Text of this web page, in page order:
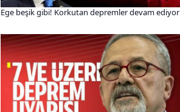
Ege beşik gibi! Korkutan depremler devam ediyor